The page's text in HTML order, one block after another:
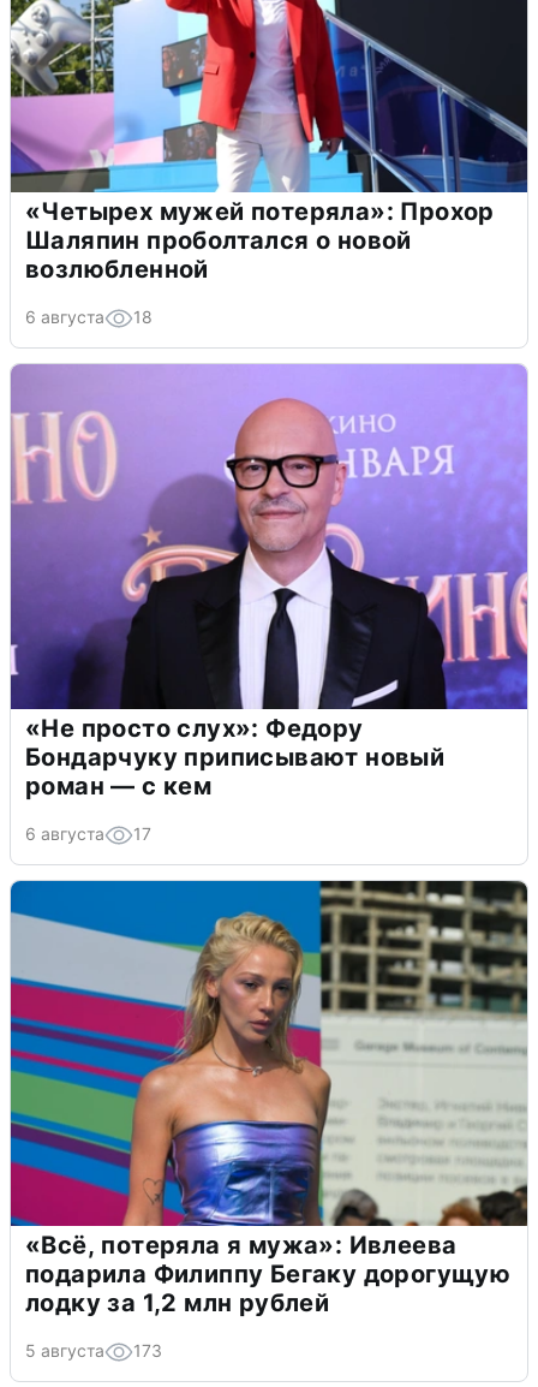
«Четырех мужей потеряла»: Прохор
Шаляпин проболтался о новой
возлюбленной
6 августа 18
«Не просто слух»: Федору
Бондарчуку приписывают новый
роман — с кем
6 августа 17
«Всё, потеряла я мужа»: Ивлеева
подарила Филиппу Бегаку дорогущую
лодку за 1,2 млн рублей
5 августа 173